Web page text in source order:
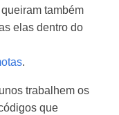
também
elas dentro do
.
trabalhem os
que